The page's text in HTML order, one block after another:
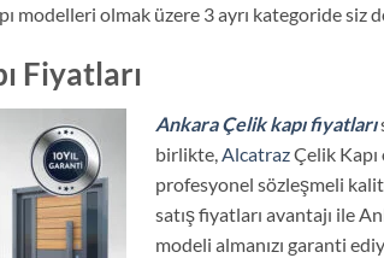
modelleri olmak üzere 3 ayrı kategoride
Fiyatları
Ankara Çelik kapı fiyatları
birlikte,AlcatrazÇelik
profesyonel sözleşmeli
satış fiyatları avantajı ile
modeli almanızı garanti